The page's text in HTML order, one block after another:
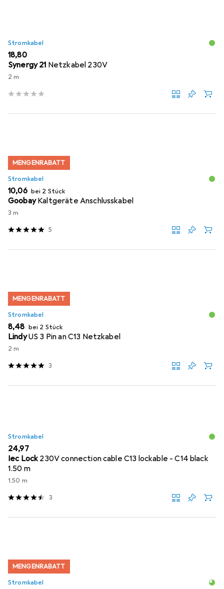
Stromkabel
EUR
18,80
Synergy 21 Netzkabel 230V
2 m
MENGENRABATT
Stromkabel
EUR
10,06 bei 2 Stück
Goobay Kaltgeräte Anschlusskabel
3 m
5
MENGENRABATT
Stromkabel
EUR
8,48 bei 2 Stück
LindyUS 3 Pin an C13 Netzkabel
2 m
3
Stromkabel
EUR
24,97
Iec Lock230V connection cable C13 lockable - C14 black
1.50 m
1.50 m
3
MENGENRABATT
Stromkabel